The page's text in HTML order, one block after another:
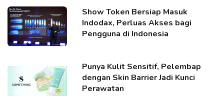
Show Token Bersiap Masuk
Indodax, Perluas Akses bagi
Pengguna di Indonesia
Punya Kulit Sensitif, Pelembap
dengan Skin Barrier Jadi Kunci
Perawatan